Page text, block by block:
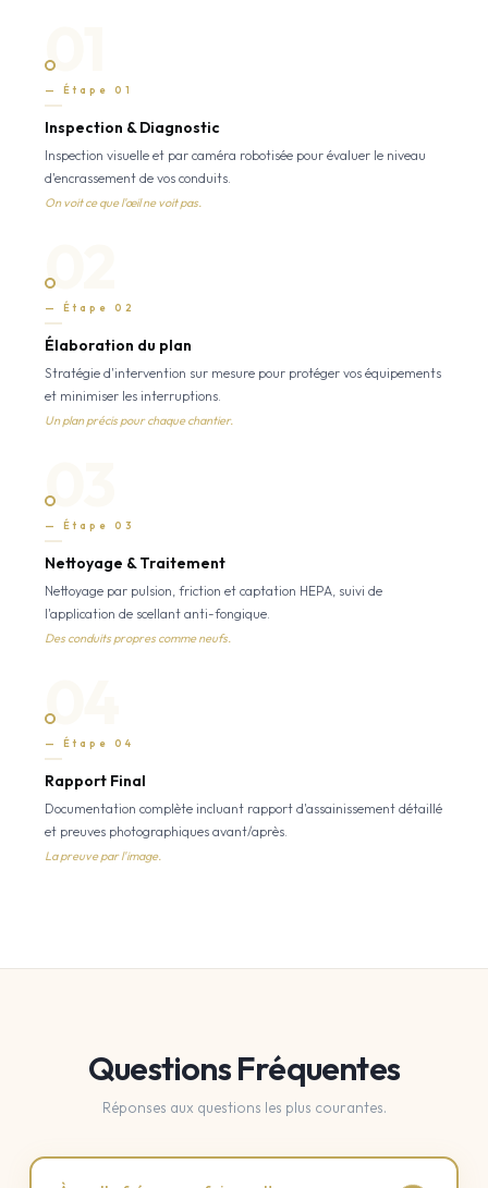
01
— Étape 01
Inspection & Diagnostic
Inspection visuelle et par caméra robotisée pour évaluer le niveau
d'encrassement de vos conduits.
On voit ce que l'œil ne voit pas.
02
— Étape 02
Élaboration du plan
Stratégie d'intervention sur mesure pour protéger vos équipements
et minimiser les interruptions.
Un plan précis pour chaque chantier.
03
— Étape 03
Nettoyage & Traitement
Nettoyage par pulsion, friction et captation HEPA, suivi de
l'application de scellant anti-fongique.
Des conduits propres comme neufs.
04
— Étape 04
Rapport Final
Documentation complète incluant rapport d'assainissement détaillé
et preuves photographiques avant/après.
La preuve par l'image.
Questions Fréquentes
Réponses aux questions les plus courantes.